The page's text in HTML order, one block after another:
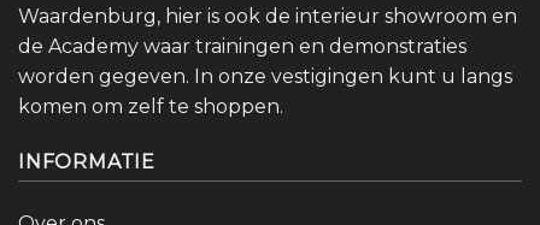
Waardenburg, hier is ook de interieur showroom en
de Academy waar trainingen en demonstraties
worden gegeven. In onze vestigingen kunt u langs
komen om zelf te shoppen.
INFORMATIE